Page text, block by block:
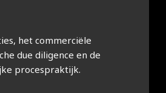
het commerciële
due diligence en de
procespraktijk.